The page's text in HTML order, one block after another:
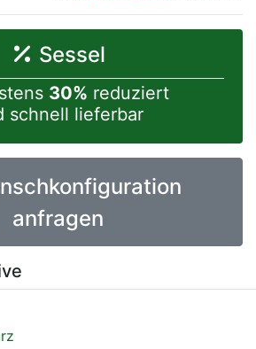
Sessel
30% reduziert
schnell lieferbar
anfragen